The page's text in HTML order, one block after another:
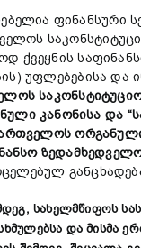
ფინანსური
ქვეყნის
უფლებებისა და
კანონისა და “
სახელმწიფოს
და მისმა